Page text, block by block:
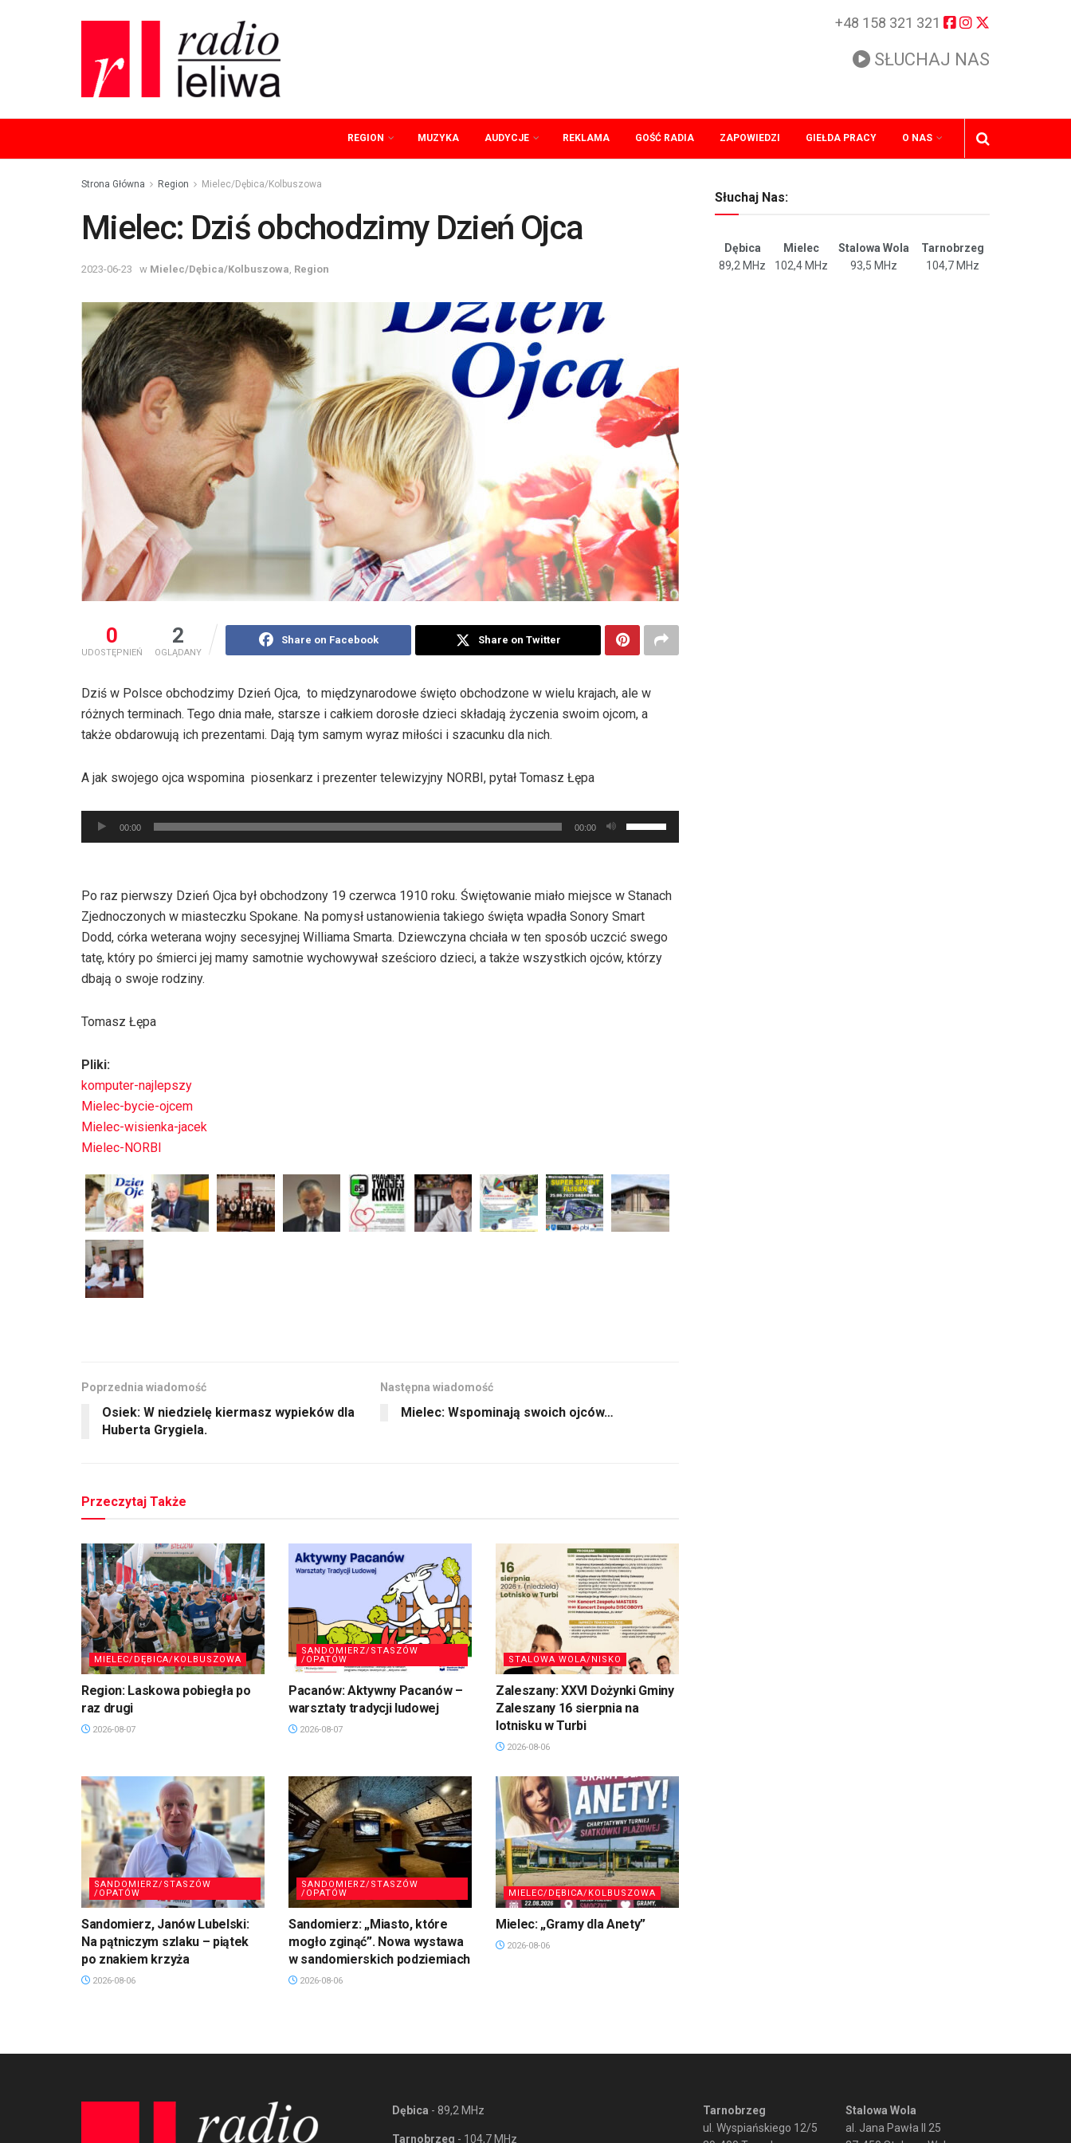
+48 158 321 321
SŁUCHAJ NAS
REGION MUZYKA AUDYCJE REKLAMA GOŚĆ RADIA ZAPOWIEDZI GIEŁDA PRACY O NAS
Strona Główna Region Mielec/Dębica/Kolbuszowa
Mielec: Dziś obchodzimy Dzień Ojca
2023-06-23 w Mielec/Dębica/Kolbuszowa Region
0
UDOSTĘPNIEŃ
2
OGLĄDANY
Share on Facebook Share on Twitter
Dziś w Polsce obchodzimy Dzień Ojca, to międzynarodowe święto obchodzone w wielu krajach, ale w
różnych terminach. Tego dnia małe, starsze i całkiem dorosłe dzieci składają życzenia swoim ojcom, a
także obdarowują ich prezentami. Dają tym samym wyraz miłości i szacunku dla nich.
A jak swojego ojca wspomina piosenkarz i prezenter telewizyjny NORBI, pytał Tomasz Łępa
Odtwarzacz
plików
00:00 00:00
strzałek
oraz
do
dołu
aby
Po raz pierwszy Dzień Ojca był obchodzony 19 czerwca 1910 roku. Świętowanie miało miejsce w Stanach
Zjednoczonych w miasteczku Spokane. Na pomysł ustanowienia takiego święta wpadła Sonory Smart
Dodd, córka weterana wojny secesyjnej Williama Smarta. Dziewczyna chciała w ten sposób uczcić swego
tatę, który po śmierci jej mamy samotnie wychowywał sześcioro dzieci, a także wszystkich ojców, którzy
dbają o swoje rodziny.
Tomasz Łępa
Pliki:
komputer-najlepszy
Mielec-bycie-ojcem
Mielec-wisienka-jacek
Mielec-NORBI
Poprzednia wiadomość
Osiek: W niedzielę kiermasz wypieków dla
Huberta Grygiela.
Następna wiadomość
Mielec: Wspominają swoich ojców…
Przeczytaj Także
MIELEC/DĘBICA/KOLBUSZOWA
Region: Laskowa pobiegła po
raz drugi
2026-08-07
SANDOMIERZ/STASZÓW
/OPATÓW
Pacanów: Aktywny Pacanów –
warsztaty tradycji ludowej
2026-08-07
STALOWA WOLA/NISKO
Zaleszany: XXVI Dożynki Gminy
Zaleszany 16 sierpnia na
lotnisku w Turbi
2026-08-06
SANDOMIERZ/STASZÓW
/OPATÓW
Sandomierz, Janów Lubelski:
Na pątniczym szlaku – piątek
po znakiem krzyża
2026-08-06
SANDOMIERZ/STASZÓW
/OPATÓW
Sandomierz: „Miasto, które
mogło zginąć”. Nowa wystawa
w sandomierskich podziemiach
2026-08-06
MIELEC/DĘBICA/KOLBUSZOWA
Mielec: „Gramy dla Anety”
2026-08-06
Słuchaj Nas:
Dębica Mielec Stalowa Wola
Tarnobrzeg
89,2 MHz
102,4 MHz 93,5 MHz 104,7 MHz
Dębica - 89,2 MHz
Tarnobrzeg - 104,7 MHz
Tarnobrzeg
ul. Wyspiańskiego 12/5
Stalowa Wola
al. Jana Pawła II 25